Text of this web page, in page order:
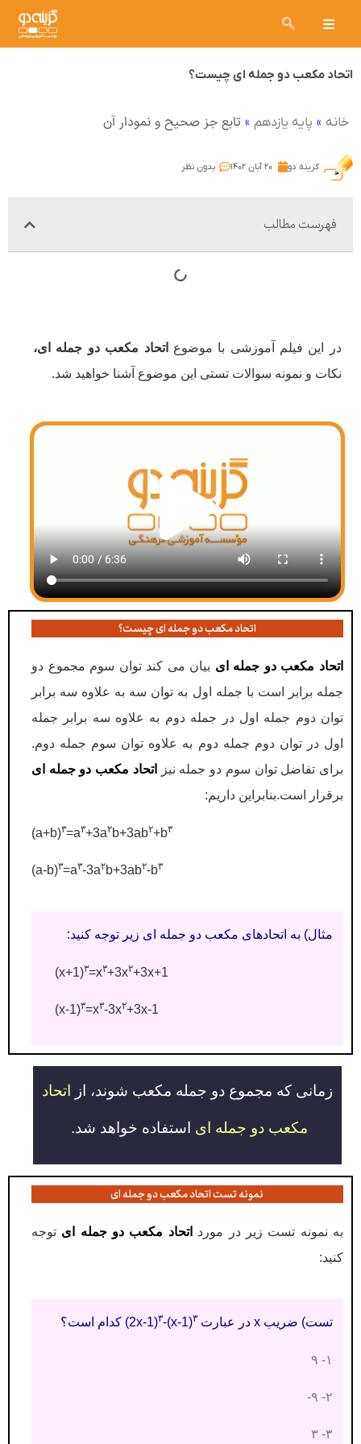
اتحاد مکعب دو جمله ای چیست؟
خانه » پایه یازدهم » تابع جز صحیح و نمودار آن
گزینه دو ۲۰ آبان ۱۴۰۲ بدون نظر
فهرست مطالب
در این فیلم آموزشی با موضوع اتحاد مکعب دو جمله ای،
نکات و نمونه سوالات تستی این موضوع آشنا خواهید شد.
اتحاد مکعب دو جمله ای چیست؟
اتحاد مکعب دو جمله ای بیان می کند توان سوم مجموع دو
جمله برابر است با جمله اول به توان سه به علاوه سه برابر
توان دوم جمله اول در جمله دوم به علاوه سه برابر جمله
اول در توان دوم جمله دوم به علاوه توان سوم جمله دوم.
برای تفاضل توان سوم دو جمله نیز
اتحاد مکعب دو جمله ای
برقرار است.بنابراین داریم:
(a+b)۳=a۳+3a۲b+3ab۲+b۳
(a-b)۳=a۳-3a۲b+3ab۲-b۳
مثال) به اتحادهای مکعب دو جمله ای زیر توجه کنید:
(x+1)۳=x۳+3x۲+3x+1
(x-1)۳=x۳-3x۲+3x-1
زمانی که مجموع دو جمله مکعب شوند، از اتحاد
مکعب دو جمله ای استفاده خواهد شد.
نمونه تست اتحاد مکعب دو جمله ای
به نمونه تست زیر در مورد اتحاد مکعب دو جمله ایتوجه
کنید:
تست) ضریب x در عبارت 2x-1) ۳-(x-1)۳ ) کدام است؟
۱- ۹
۲- ۹-
۳- ۳